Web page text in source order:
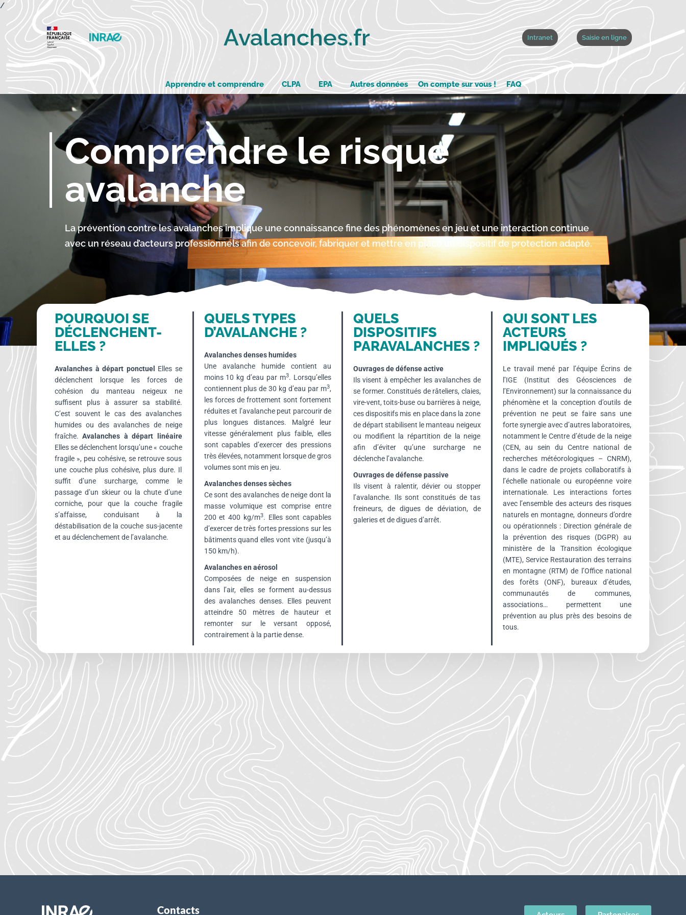
/
Avalanches.fr Intranet Saisie en ligne
Apprendre et comprendre CLPA EPA Autres données On compte sur vous ! FAQ
Comprendre le risque
avalanche
La prévention contre les avalanches implique une connaissance fine des phénomènes en jeu et une interaction continue
avec un réseau d’acteurs professionnels afin de concevoir, fabriquer et mettre en place un dispositif de protection adapté.
POURQUOI SE
DÉCLENCHENT-
ELLES ?
Avalanches à départ ponctuel
Elles se
déclenchent lorsque les forces de
cohésion du manteau neigeux ne
suffisent plus à assurer sa stabilité.
C’est souvent le cas des avalanches
humides ou des avalanches de neige
fraîche.Avalanches à départ linéaire
Elles se déclenchent lorsqu’une « couche
fragile », peu cohésive, se retrouve sous
une couche plus cohésive, plus dure. Il
suffit d’une surcharge, comme le
passage d’un skieur ou la chute d’une
corniche, pour que la couche fragile
s’affaisse, conduisant à la
déstabilisation de la couche sus-jacente
et au déclenchement de l’avalanche.
QUELS TYPES
D’AVALANCHE ?
Avalanches denses humides
Une avalanche humide contient au
moins 10 kg d’eau par m3. Lorsqu’elles
contiennent plus de 30 kg d’eau par m3,
les forces de frottement sont fortement
réduites et l’avalanche peut parcourir de
plus longues distances. Malgré leur
vitesse généralement plus faible, elles
sont capables d’exercer des pressions
très élevées, notamment lorsque de gros
volumes sont mis en jeu.
Avalanches denses sèches
Ce sont des avalanches de neige dont la
masse volumique est comprise entre
200 et 400 kg/m3. Elles sont capables
d’exercer de très fortes pressions sur les
bâtiments quand elles vont vite (jusqu’à
150 km/h).
Avalanches en aérosol
Composées de neige en suspension
dans l’air, elles se forment au-dessus
des avalanches denses. Elles peuvent
atteindre 50 mètres de hauteur et
remonter sur le versant opposé,
contrairement à la partie dense.
QUELS
DISPOSITIFS
PARAVALANCHES ?
Ouvrages de défense active
Ils visent à empêcher les avalanches de
se former. Constitués de râteliers, claies,
vire-vent, toits-buse ou barrières à neige,
ces dispositifs mis en place dans la zone
de départ stabilisent le manteau neigeux
ou modifient la répartition de la neige
afin d’éviter qu’une surcharge ne
déclenche l’avalanche.
Ouvrages de défense passive
Ils visent à ralentir, dévier ou stopper
l’avalanche. Ils sont constitués de tas
freineurs, de digues de déviation, de
galeries et de digues d’arrêt.
QUI SONT LES
ACTEURS
IMPLIQUÉS ?
Le travail mené par l’équipe Écrins de
l’IGE (Institut des Géosciences de
l’Environnement) sur la connaissance du
phénomène et la conception d’outils de
prévention ne peut se faire sans une
forte synergie avec d’autres laboratoires,
notamment le Centre d’étude de la neige
(CEN, au sein du Centre national de
recherches météorologiques – CNRM),
dans le cadre de projets collaboratifs à
l’échelle nationale ou européenne voire
internationale. Les interactions fortes
avec l’ensemble des acteurs des risques
naturels en montagne, donneurs d’ordre
ou opérationnels : Direction générale de
la prévention des risques (DGPR) au
ministère de la Transition écologique
(MTE), Service Restauration des terrains
en montagne (RTM) de l’Office national
des forêts (ONF), bureaux d’études,
communautés de communes,
associations… permettent une
prévention au plus près des besoins de
tous.
Contacts